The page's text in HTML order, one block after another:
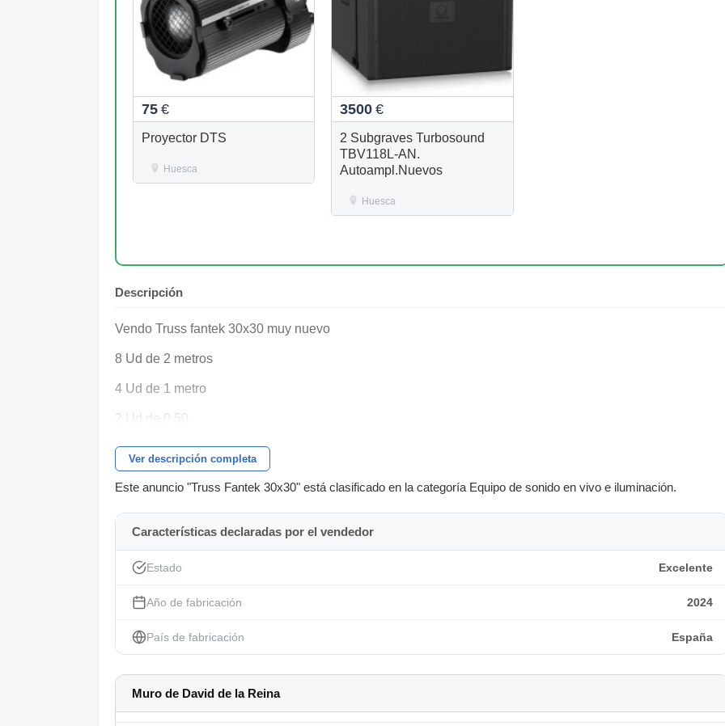
75 €
Proyector DTS
Huesca
3500 €
2 Subgraves Turbosound
TBV118L-AN.
Autoampl.Nuevos
Huesca
Descripción
Vendo Truss fantek 30x30 muy nuevo
8 Ud de 2 metros
4 Ud de 1 metro
2 Ud de 0.50
4 Ud Base 30x30
Ver descripción completa
Este anuncio "Truss Fantek 30x30" está clasificado en la categoría Equipo de sonido en vivo e iluminación.
Características declaradas por el vendedor
Estado Excelente
Año de fabricación 2024
País de fabricación España
Muro de David de la Reina